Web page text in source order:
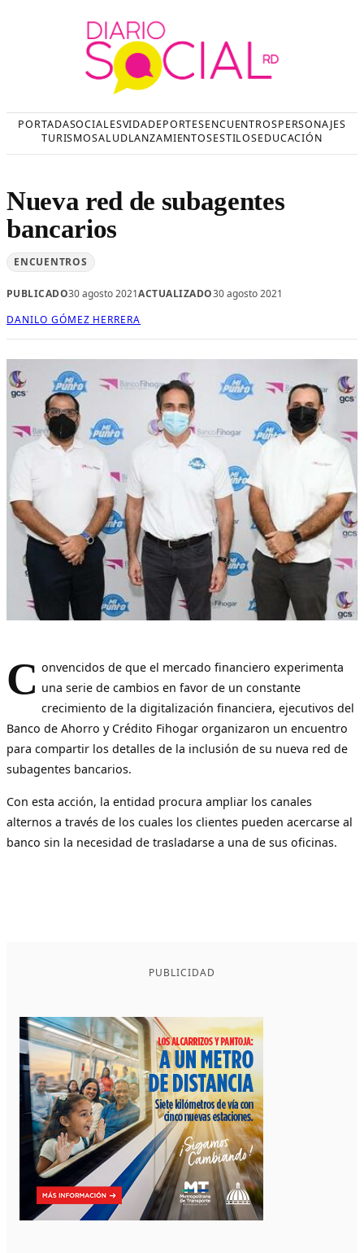
PORTADASOCIALESVIDADEPORTESENCUENTROSPERSONAJES
TURISMOSALUDLANZAMIENTOSESTILOSEDUCACIÓN
Nueva red de subagentes
bancarios
ENCUENTROS
PUBLICADO30 agosto 2021ACTUALIZADO30 agosto 2021
DANILO GÓMEZ HERRERA
C onvencidos de que el mercado financiero experimenta
una serie de cambios en favor de un constante
crecimiento de la digitalización financiera, ejecutivos del
Banco de Ahorro y Crédito Fihogar organizaron un encuentro
para compartir los detalles de la inclusión de su nueva red de
subagentes bancarios.
Con esta acción, la entidad procura ampliar los canales
alternos a través de los cuales los clientes pueden acercarse al
banco sin la necesidad de trasladarse a una de sus oficinas.
PUBLICIDAD